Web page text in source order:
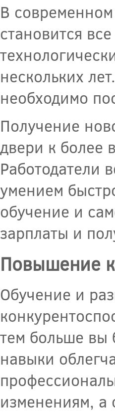
В
становится
нескольких
необходимо
Получение
двери к более
Работодатели
умением
обучение и
зарплаты и
Повышение
Обучение и
тем больше вы
навыки
изменениям, а